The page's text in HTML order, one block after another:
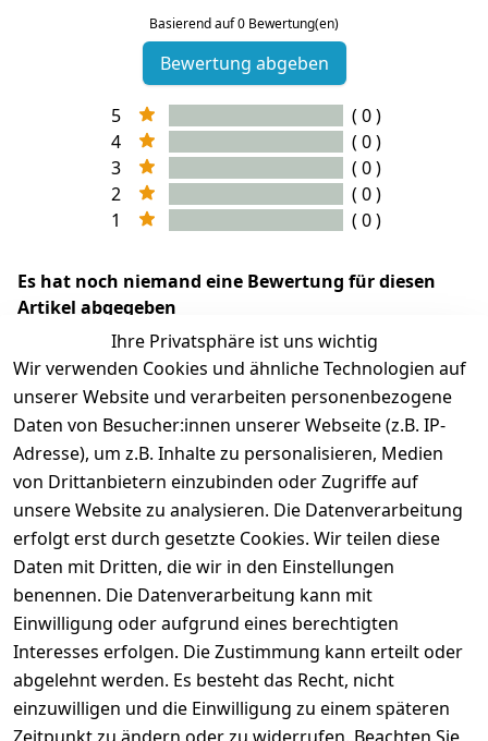
Basierend auf 0 Bewertung(en)
Bewertung abgeben
5
( 0 )
4
( 0 )
3
( 0 )
2
( 0 )
1
( 0 )
Es hat noch niemand eine Bewertung für diesen
Artikel abgegeben
Ihre Privatsphäre ist uns wichtig
Wir verwenden Cookies und ähnliche Technologien auf
unserer Website und verarbeiten personenbezogene
Daten von Besucher:innen unserer Webseite (z.B. IP-
Adresse), um z.B. Inhalte zu personalisieren, Medien
von Drittanbietern einzubinden oder Zugriffe auf
unsere Website zu analysieren. Die Datenverarbeitung
erfolgt erst durch gesetzte Cookies. Wir teilen diese
Daten mit Dritten, die wir in den Einstellungen
benennen. Die Datenverarbeitung kann mit
Einwilligung oder aufgrund eines berechtigten
Interesses erfolgen. Die Zustimmung kann erteilt oder
abgelehnt werden. Es besteht das Recht, nicht
einzuwilligen und die Einwilligung zu einem späteren
Rechtliches
Impressum
Datenschutze
rklärung
Batterieentsor
Services
Kontakt
Registrieren
Zahlung und
Versand
Wir
versenden
mit
Folgt uns
Zahle
bequem per